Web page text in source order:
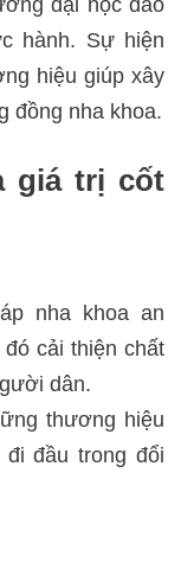
hành. Sự hiện
hiệu giúp xây
đồng nha khoa.
giá trị cốt
nha khoa an
cải thiện chất
dân.
thương hiệu
đầu trong đổi